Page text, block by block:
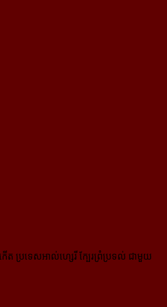
ត ប្រទេសអាល់ហ្សេរី ក្បែរព្រំប្រទល់ ជា​មួយ